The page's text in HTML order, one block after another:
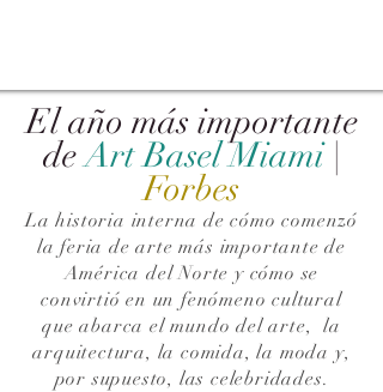
El año más importante
de Art Basel Miami |
Forbes
La historia interna de cómo comenzó
la feria de arte más importante de
América del Norte y cómo se
convirtió en un fenómeno cultural
que abarca el mundo del arte,la
arquitectura, la comida, la moda y,
por supuesto, las celebridades.